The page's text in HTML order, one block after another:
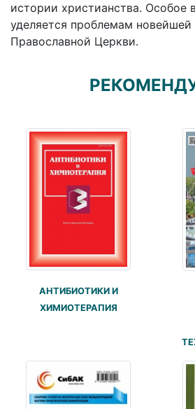
истории христианства. Особое
уделяется проблемам
Православной Церкви.
АНТИБИОТИКИ И
ХИМИОТЕРАПИЯ